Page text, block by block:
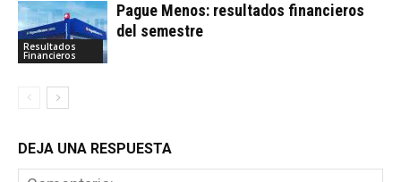
Resultados
Financieros
Pague Menos: resultados financieros
del semestre
DEJA UNA RESPUESTA